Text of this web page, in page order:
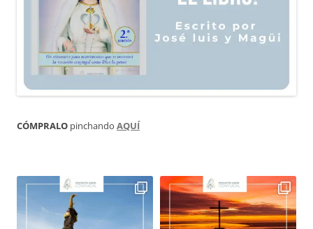
CÓMPRALO pinchando AQUÍ